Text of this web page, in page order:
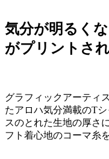
気分が明るく
がプリントさ
グラフィックアーティ
たアロハ気分満載のT
スのとれた生地の厚さ
フト着心地のコーマ糸